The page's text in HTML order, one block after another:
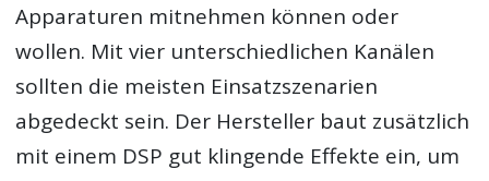
Apparaturen mitnehmen können oder
wollen. Mit vier unterschiedlichen Kanälen
sollten die meisten Einsatzszenarien
abgedeckt sein. Der Hersteller baut zusätzlich
mit einem DSP gut klingende Effekte ein, um